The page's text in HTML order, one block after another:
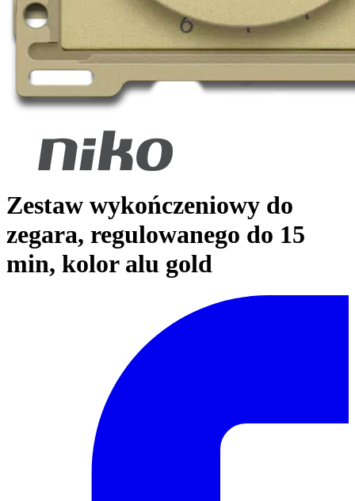
Zestaw wykończeniowy do
zegara, regulowanego do 15
min, kolor alu gold